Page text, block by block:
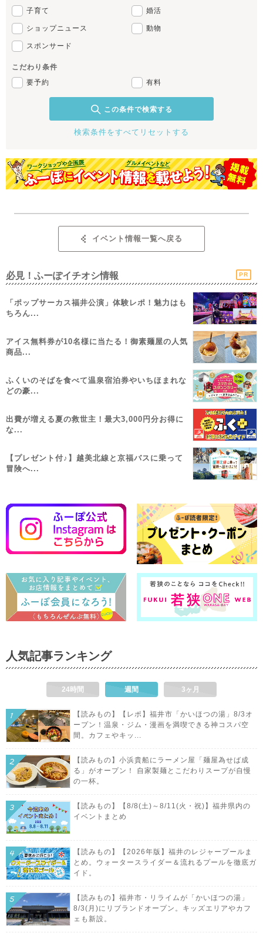
子育て 婚活
ショップニュース 動物
スポンサード
こだわり条件
要予約
有料
この条件で検索する
検索条件をすべてリセットする
イベント情報一覧へ戻る
必見！ふーぽイチオシ情報 PR
「ポップサーカス福井公演」体験レポ！魅力はも
ちろん...
アイス無料券が10名様に当たる！御素麺屋の人気
商品...
ふくいのそばを食べて温泉宿泊券やいちほまれな
どの豪...
出費が増える夏の救世主！最大3,000円分お得に
な...
【プレゼント付♪】越美北線と京福バスに乗って
冒険へ...
人気記事ランキング
24時間 週間 3ヶ月
【読みもの】【レポ】福井市「かいほつの湯」8/3オ
ープン！温泉・ジム・漫画を満喫できる神コスパ空
間。カフェやキッ...
【読みもの】小浜貴船にラーメン屋「麺屋為せば成
る」がオープン！ 自家製麺とこだわりスープが自慢
の一杯。
【読みもの】【8/8(土)～8/11(火・祝)】福井県内の
イベントまとめ
【読みもの】【2026年版】福井のレジャープールま
とめ。ウォータースライダー＆流れるプールを徹底ガ
イド。
【読みもの】福井市・リライムが「かいほつの湯」
8/3(月)にリブランドオープン。キッズエリアやカフ
ェも新設。